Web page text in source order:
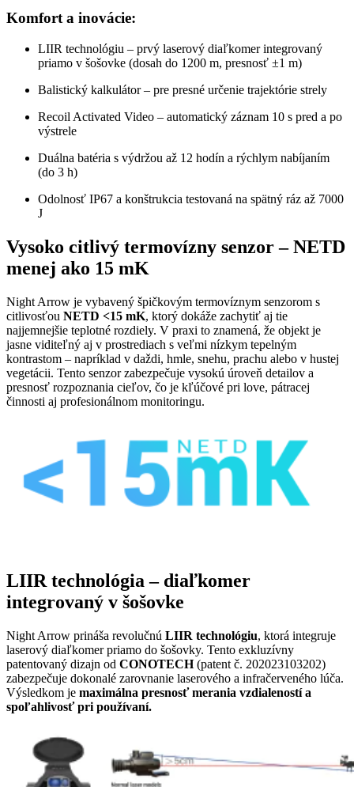
Komfort a inovácie:
LIIR technológiu – prvý laserový diaľkomer integrovaný
priamo v šošovke (dosah do 1200 m, presnosť ±1 m)
Balistický kalkulátor – pre presné určenie trajektórie strely
Recoil Activated Video – automatický záznam 10 s pred a po
výstrele
Duálna batéria s výdržou až 12 hodín a rýchlym nabíjaním
(do 3 h)
Odolnosť IP67 a konštrukcia testovaná na spätný ráz až 7000
J
Vysoko citlivý termovízny senzor – NETD
menej ako 15 mK
Night Arrow je vybavený špičkovým termovíznym senzorom s
citlivosťou NETD <15 mK, ktorý dokáže zachytiť aj tie
najjemnejšie teplotné rozdiely. V praxi to znamená, že objekt je
jasne viditeľný aj v prostrediach s veľmi nízkym tepelným
kontrastom – napríklad v daždi, hmle, snehu, prachu alebo v hustej
vegetácii. Tento senzor zabezpečuje vysokú úroveň detailov a
presnosť rozpoznania cieľov, čo je kľúčové pri love, pátracej
činnosti aj profesionálnom monitoringu.
LIIR technológia – diaľkomer
integrovaný v šošovke
Night Arrow prináša revolučnú LIIR technológiu, ktorá integruje
laserový diaľkomer priamo do šošovky. Tento exkluzívny
patentovaný dizajn od CONOTECH(patent č. 202023103202)
zabezpečuje dokonalé zarovnanie laserového a infračerveného lúča.
Výsledkom je maximálna presnosť merania vzdialeností a
spoľahlivosť pri používaní.